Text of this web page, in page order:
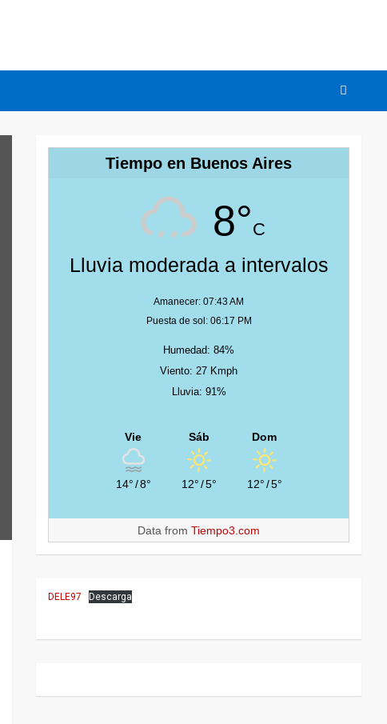
Tiempo en Buenos Aires
8°C
Lluvia moderada a intervalos
Amanecer: 07:43 AM
Puesta de sol: 06:17 PM
Humedad: 84%
Viento: 27 Kmph
Lluvia: 91%
Vie
14°/8°
Sáb
12°/5°
Dom
12°/5°
Data fromTiempo3.com
DELE97 Descarga